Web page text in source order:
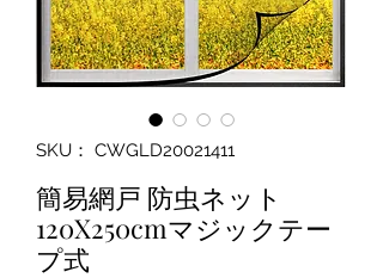
SKU： CWGLD20021411
簡易網戸 防虫ネット
120X250cmマジックテー
プ式